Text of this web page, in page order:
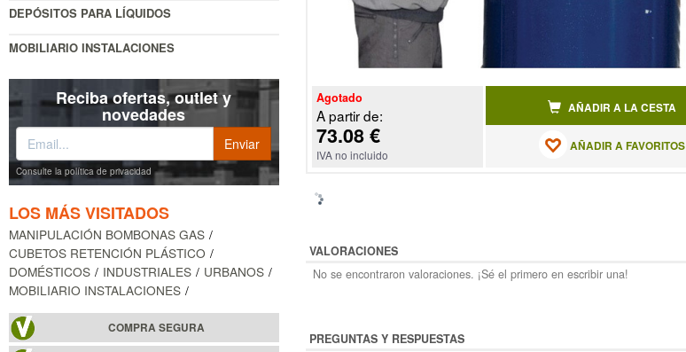
DEPÓSITOS PARA LÍQUIDOS
MOBILIARIO INSTALACIONES
Reciba ofertas, outlet y
novedades
Consulte la política de privacidad
LOS MÁS VISITADOS
MANIPULACIÓN BOMBONAS GAS
CUBETOS RETENCIÓN PLÁSTICO
DOMÉSTICOS
INDUSTRIALES
URBANOS
MOBILIARIO INSTALACIONES
COMPRA SEGURA
Agotado
A partir de:
73.08 €
IVA no incluido
AÑADIR A LA CESTA
AÑADIR A FAVORITOS
VALORACIONES
No se encontraron valoraciones. ¡Sé el primero en escribir una!
PREGUNTAS Y RESPUESTAS